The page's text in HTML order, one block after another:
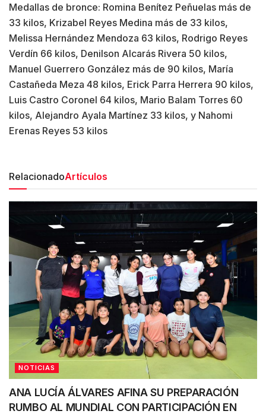
Medallas de bronce: Romina Benítez Peñuelas más de
33 kilos, Krizabel Reyes Medina más de 33 kilos,
Melissa Hernández Mendoza 63 kilos, Rodrigo Reyes
Verdín 66 kilos, Denilson Alcarás Rivera 50 kilos,
Manuel Guerrero González más de 90 kilos, María
Castañeda Meza 48 kilos, Erick Parra Herrera 90 kilos,
Luis Castro Coronel 64 kilos, Mario Balam Torres 60
kilos, Alejandro Ayala Martínez 33 kilos, y Nahomi
Erenas Reyes 53 kilos
RelacionadoArtículos
NOTICIAS
ANA LUCÍA ÁLVARES AFINA SU PREPARACIÓN
RUMBO AL MUNDIAL CON PARTICIPACIÓN EN